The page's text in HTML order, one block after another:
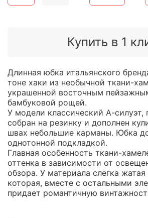
Купить в 1
Длинная юбка итальянского
тоне хаки из необычной ткани-
украшенной восточным
бамбуковой рощей.
У модели классический А-силуэт,
собран на резинку и дополнен
швах небольшие карманы. Юбка
однотонной подкладкой.
Главная особенность ткани-
оттенка в зависимости от
обзора. У материала слегка жатая
которая, вместе с остальными
придает романтичную